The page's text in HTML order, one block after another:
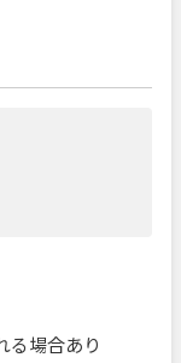
る場合あり